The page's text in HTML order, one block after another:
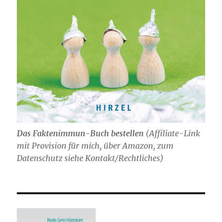
Das Faktenimmun-Buch bestellen (Affiliate-Link
mit Provision für mich, über Amazon, zum
Datenschutz siehe Kontakt/Rechtliches)